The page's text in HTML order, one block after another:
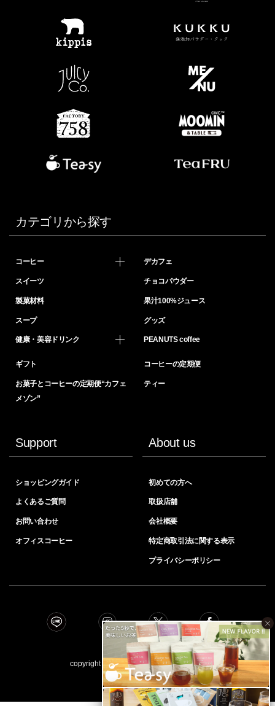
×
カテゴリから探す
コーヒー デカフェ
スイーツ チョコパウダー
製菓材料 果汁100%ジュース
スープ グッズ
健康・美容ドリンク PEANUTS coffee
ギフト コーヒーの定期便
お菓子とコーヒーの定期便“カフェ
メゾン”
ティー
Support
ショッピングガイド
よくあるご質問
お問い合わせ
オフィスコーヒー
About us
初めての方へ
取扱店舗
会社概要
特定商取引法に関する表示
プライバシーポリシー
copyright © INIC coﬀee all right reserved